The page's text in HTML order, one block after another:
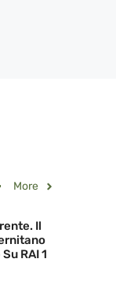
More
Il
RAI 1